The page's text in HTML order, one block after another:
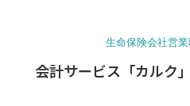
生命保険会社営
会計サービス「カルク